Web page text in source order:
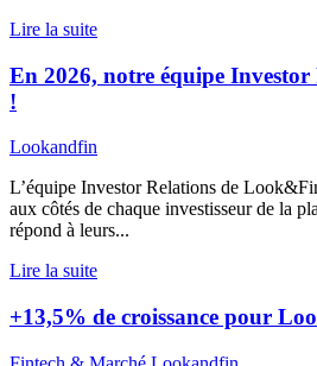
Lire la suite
En 2026, notre équipe Investor
!
Lookandfin
L’équipe Investor Relations de
aux côtés de chaque investisseur de la
répond à leurs...
Lire la suite
+13,5% de croissance pour